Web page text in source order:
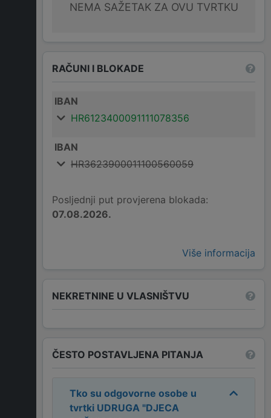
NEMA SAŽETAK ZA OVU TVRTKU
RAČUNI I BLOKADE
IBAN
HR6123400091111078356
IBAN
HR3623900011100560059
Posljednji put provjerena blokada:
07.08.2026.
Više informacija
NEKRETNINE U VLASNIŠTVU
ČESTO POSTAVLJENA PITANJA
Tko su odgovorne osobe u
tvrtki UDRUGA "DJECA